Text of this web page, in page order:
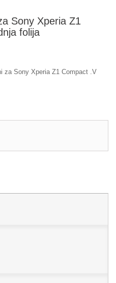
Sony Xperia Z1
folija
za Sony Xperia Z1 Compact .V